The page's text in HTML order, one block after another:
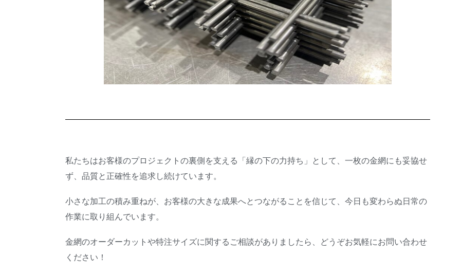
私たちはお客様のプロジェクトの裏側を支える「縁の下の力持ち」として、一枚の金網にも妥協せ
ず、品質と正確性を追求し続けています。
小さな加工の積み重ねが、お客様の大きな成果へとつながることを信じて、今日も変わらぬ日常の
作業に取り組んでいます。
金網のオーダーカットや特注サイズに関するご相談がありましたら、どうぞお気軽にお問い合わせ
ください！